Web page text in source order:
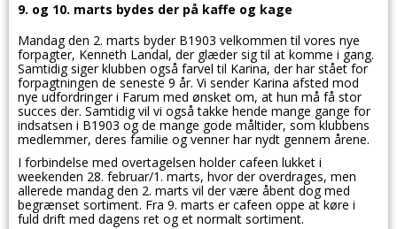
9. og 10. marts bydes der på kaffe og kage
Mandag den 2. marts byder B1903 velkommen til vores nye
forpagter, Kenneth Landal, der glæder sig til at komme i gang.
Samtidig siger klubben også farvel til Karina, der har stået for
forpagtningen de seneste 9 år. Vi sender Karina afsted mod
nye udfordringer i Farum med ønsket om, at hun må få stor
succes der. Samtidig vil vi også takke hende mange gange for
indsatsen i B1903 og de mange gode måltider, som klubbens
medlemmer, deres familie og venner har nydt gennem årene.
I forbindelse med overtagelsen holder cafeen lukket i
weekenden 28. februar/1. marts, hvor der overdrages, men
allerede mandag den 2. marts vil der være åbent dog med
begrænset sortiment. Fra 9. marts er cafeen oppe at køre i
fuld drift med dagens ret og et normalt sortiment.